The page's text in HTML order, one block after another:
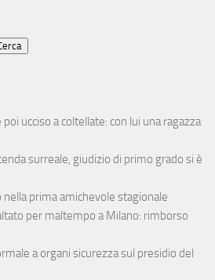
ucciso a coltellate: con lui una ragazza
surreale, giudizio di primo grado si è
nella prima amichevole stagionale
per maltempo a Milano: rimborso
a organi sicurezza sul presidio del